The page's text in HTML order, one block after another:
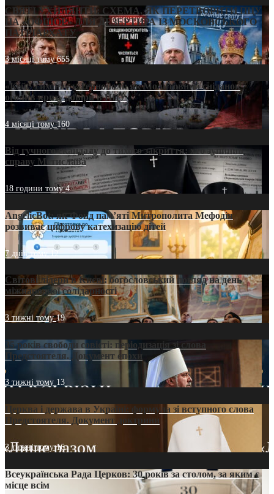
СВЯТІ УХИЛЯНТИ: СХЕМА, ЯК ПЕРЕТВОРИТИ ПЦУ
НА «ОФШОР» ДЛЯ ДЕЗЕРТИРА ІЗ МОСКОВСЬКОГО
ПАТРІАРХАТУ
3 місяці тому655
«Кейс Тихона» у Тернополі: як Молитовний сніданок
оголив кризу довіри в ПЦУ
4 місяці тому160
Від гучного скандалу до тихого закриття: хто зупинив
справу Мстислава
18 години тому4
AngelicBot: як Фонд пам’яті Митрополита Мефодія
розвиває цифрову катехизацію дітей
7 днів тому12
Світові лідери в Києві: богословський погляд на день
міжнародної солідарності
3 тижні тому19
35 років свободи совісті: періодизація зі слова
Предстоятеля. Документ епохи
3 тижні тому 13
Церква і держава в Україні: формула зі вступного слова
Предстоятеля. Документ доктрини
3 тижні тому16
Всеукраїнська Рада Церков: 30 років за столом, за яким є
місце всім